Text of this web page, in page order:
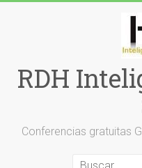
RDH
Conferencias gratuitas